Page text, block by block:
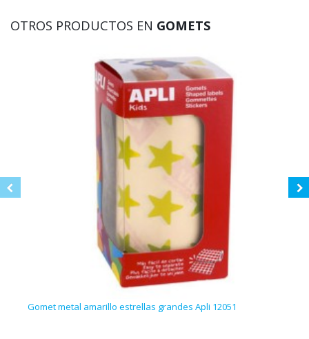
OTROS PRODUCTOS EN GOMETS
Gomet metal amarillo estrellas grandes Apli 12051